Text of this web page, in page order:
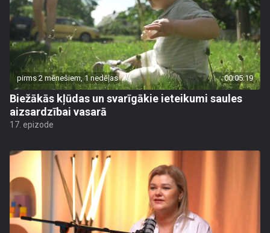
pirms 2 mēnešiem, 1 nedēļas 00:05:19
Biežākās kļūdas un svarīgākie ieteikumi saules
aizsardzībai vasarā
17. epizode